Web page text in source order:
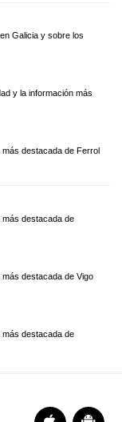
Galicia y sobre los
y la información más
destacada de Ferrol
más destacada de
destacada de Vigo
más destacada de